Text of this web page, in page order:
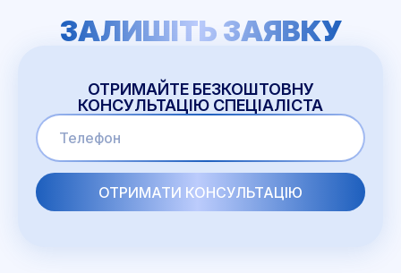
ЗАЛИШІТЬ ЗАЯВКУ
ОТРИМАЙТЕ БЕЗКОШТОВНУ
КОНСУЛЬТАЦІЮ СПЕЦІАЛІСТА